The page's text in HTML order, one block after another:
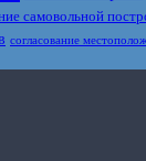
самовольной
согласование